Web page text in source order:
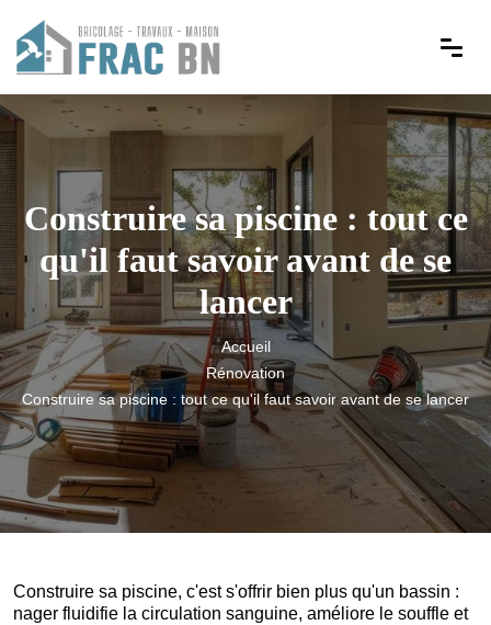
Construire sa piscine : tout ce
qu'il faut savoir avant de se
lancer
Accueil
Rénovation
Construire sa piscine : tout ce qu'il faut savoir avant de se lancer
Construire sa piscine, c'est s'offrir bien plus qu'un bassin :
nager fluidifie la circulation sanguine, améliore le souffle et